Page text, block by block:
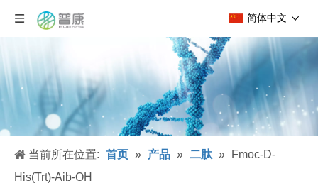
简体中文
当前所在位置: 首页 » 产品 » 二肽 »
Fmoc-D-
His(Trt)-Aib-OH